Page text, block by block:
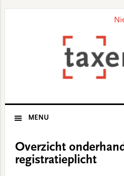
MENU
Overzicht
registratieplicht